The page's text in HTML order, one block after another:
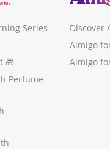
Series
🎁
Perfume
Discover
Aimigo
Aimigo